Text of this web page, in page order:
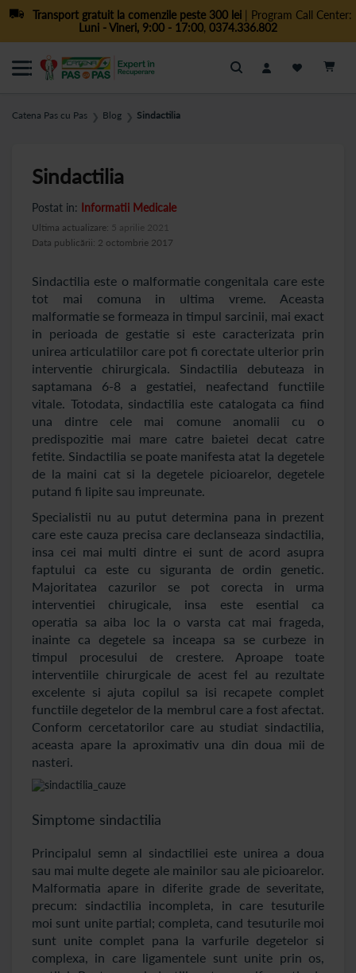
Transport gratuit la comenzile peste 300 lei| Program Call Center:
Luni - Vineri, 9:00 - 17:00, 0374.336.802
Cautare
Catena Pas cu Pas ❯ Blog ❯ Sindactilia
Sindactilia
Postat in: Informatii Medicale
Data publicării: 2 octombrie 2017
Ultima actualizare: 5 aprilie 2021
Sindactilia este o malformatie congenitala care este
tot mai comuna in ultima vreme. Aceasta
malformatie se formeaza in timpul sarcinii, mai exact
in perioada de gestatie si este caracterizata prin
unirea articulatiilor care pot fi corectate ulterior prin
interventie chirurgicala. Sindactilia debuteaza in
saptamana 6-8 a gestatiei, neafectand functiile
vitale. Totodata, sindactilia este catalogata ca fiind
una dintre cele mai comune anomalii cu o
predispozitie mai mare catre baietei decat catre
fetite. Sindactilia se poate manifesta atat la degetele
de la maini cat si la degetele picioarelor, degetele
putand fi lipite sau impreunate.
Specialistii nu au putut determina pana in prezent
care este cauza precisa care declanseaza sindactilia,
insa cei mai multi dintre ei sunt de acord asupra
faptului ca este cu siguranta de ordin genetic.
Majoritatea cazurilor se pot corecta in urma
interventiei chirugicale, insa este esential ca
operatia sa aiba loc la o varsta cat mai frageda,
inainte ca degetele sa inceapa sa se curbeze in
timpul procesului de crestere. Aproape toate
interventiile chirurgicale de acest fel au rezultate
excelente si ajuta copilul sa isi recapete complet
functiile degetelor de la membrul care a fost afectat.
Conform cercetatorilor care au studiat sindactilia,
aceasta apare la aproximativ una din doua mii de
nasteri.
Simptome sindactilia
Principalul semn al sindactiliei este unirea a doua
sau mai multe degete ale mainilor sau ale picioarelor.
Malformatia apare in diferite grade de severitate,
precum: sindactilia incompleta, in care tesuturile
moi sunt unite partial; completa, cand tesuturile moi
sunt unite complet pana la varfurile degetelor si
complexa, in care ligamentele sunt unite prin os,